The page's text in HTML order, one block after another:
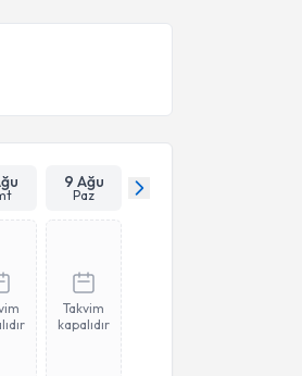
9 Ağu
Paz
Takvim
kapalıdır